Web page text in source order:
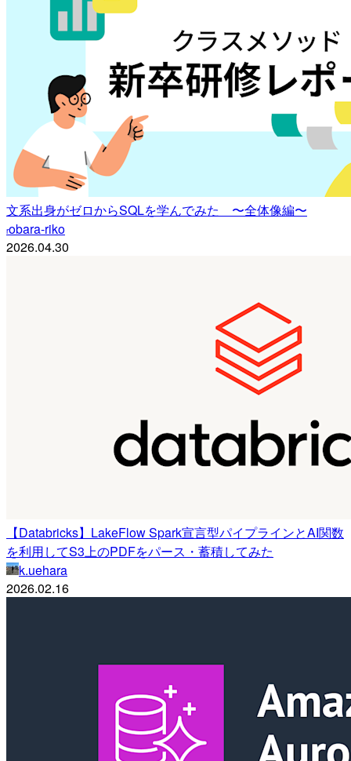
文系出身がゼロからSQLを学んでみた 〜全体像編〜
robara-riko
2026.04.30
【Databricks】LakeFlow Spark宣言型パイプラインとAI関数
を利用してS3上のPDFをパース・蓄積してみた
k.uehara
2026.02.16